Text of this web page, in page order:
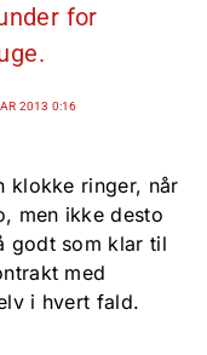
for
2013 0:16
klokke ringer, når
men ikke desto
godt som klar til
med
i hvert fald.